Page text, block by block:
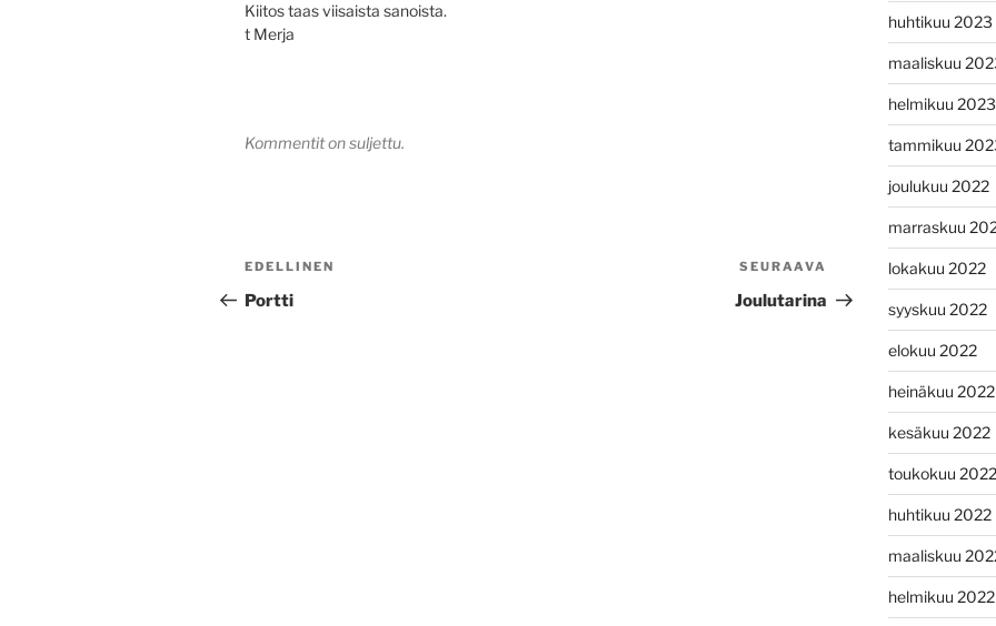
Kiitos taas viisaista sanoista.
t Merja
Kommentit on suljettu.
Artikkelien
selaus
Edellinen
artikkeli
EDELLINEN
Portti
Seuraava
artikkeli
SEURAAVA
Joulutarina
huhtikuu 2023
maaliskuu
helmikuu 2023
tammikuu
joulukuu 2022
marraskuu
lokakuu 2022
syyskuu 2022
elokuu 2022
heinäkuu 2022
kesäkuu 2022
toukokuu 2022
huhtikuu 2022
maaliskuu
helmikuu 2022